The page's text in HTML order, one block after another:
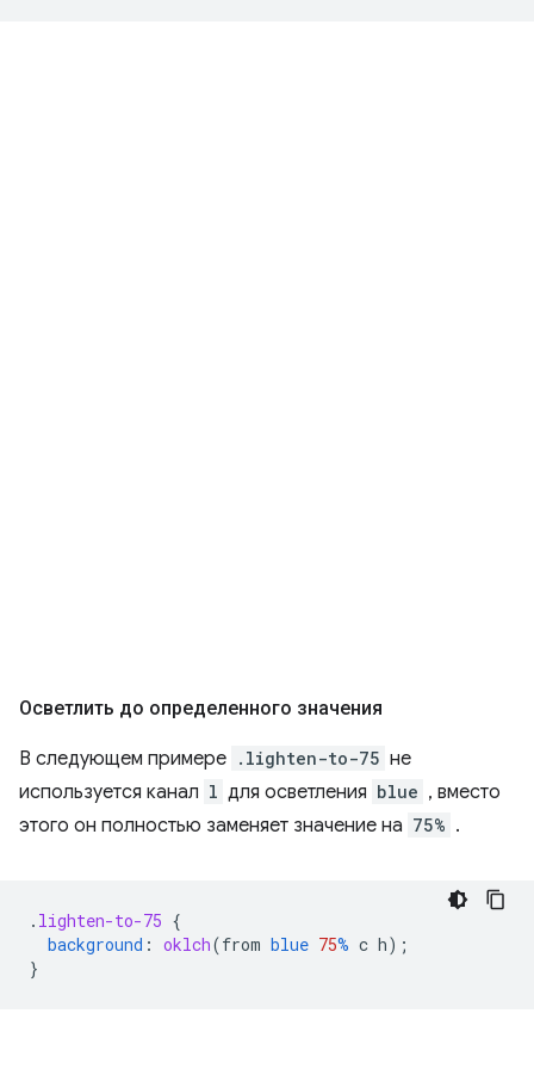
Осветлить до определенного значения
В следующем примере .lighten-to-75 не
используется канал l для осветления blue , вместо
этого он полностью заменяет значение на 75% .
. lighten-to-75 {
background : oklch(from blue 75% c h);
}